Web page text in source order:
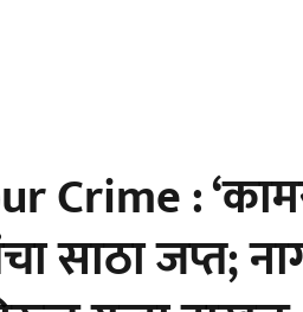
Crime :
साठा जप्त;